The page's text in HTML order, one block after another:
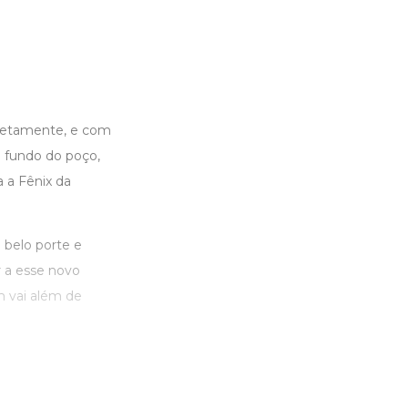
e com
fundo do poço,
a Fênix da
belo porte e
esse novo
vai além de